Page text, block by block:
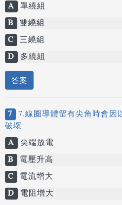
A 單繞組
B 雙繞組
C 三繞組
D 多繞組
答案
7 7.線圈導體留有尖角時會因
破壞
A 尖端放電
B
電壓升高
C 電流增大
D 電阻增大